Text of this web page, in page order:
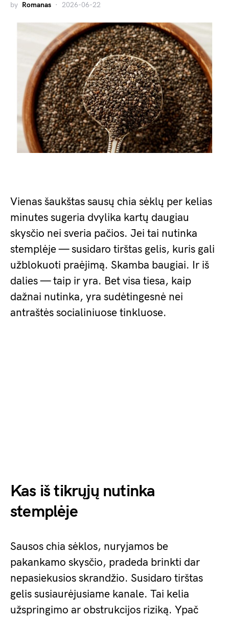
by Romanas 2026-06-22
Vienas šaukštas sausų chia sėklų per kelias
minutes sugeria dvylika kartų daugiau
skysčio nei sveria pačios. Jei tai nutinka
stemplėje — susidaro tirštas gelis, kuris gali
užblokuoti praėjimą. Skamba baugiai. Ir iš
dalies — taip ir yra. Bet visa tiesa, kaip
dažnai nutinka, yra sudėtingesnė nei
antraštės socialiniuose tinkluose.
Kas iš tikrųjų nutinka
stemplėje
Sausos chia sėklos, nuryjamos be
pakankamo skysčio, pradeda brinkti dar
nepasiekusios skrandžio. Susidaro tirštas
gelis susiaurėjusiame kanale. Tai kelia
užspringimo ar obstrukcijos riziką. Ypač